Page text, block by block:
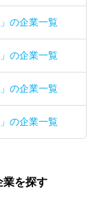
」の企業一覧
」の企業一覧
」の企業一覧
」の企業一覧
業を探す